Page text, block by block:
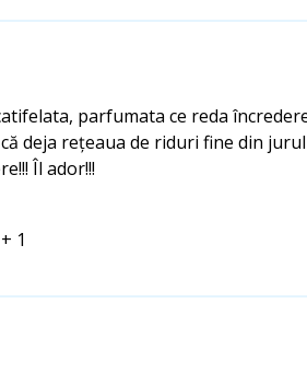
parfumata ce reda
deja rețeaua de riduri fine din
Îl ador!!!
+ 1